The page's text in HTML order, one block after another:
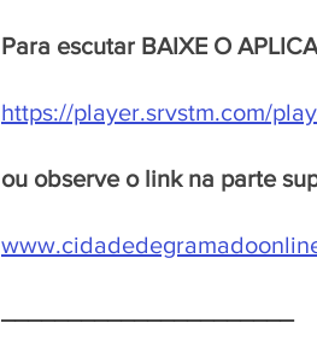
Para escutar BAIXE O
https://player.srvstm.com/
ou observe o link na parte